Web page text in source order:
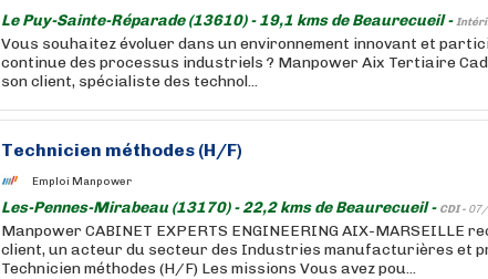
Le Puy-Sainte-Réparade (13610) - 19,1 kms de Beaurecueil -
Vous souhaitez évoluer dans un environnement innovant et
continue des processus industriels ? Manpower Aix Tertiaire
son client, spécialiste des technol...
Technicien méthodes (H/F)
Emploi Manpower
Les-Pennes-Mirabeau (13170) - 22,2 kms de Beaurecueil - CDI -
Manpower CABINET EXPERTS ENGINEERING AIX-MARSEILLE
client, un acteur du secteur des Industries manufacturières et
Technicien méthodes (H/F) Les missions Vous avez pou...